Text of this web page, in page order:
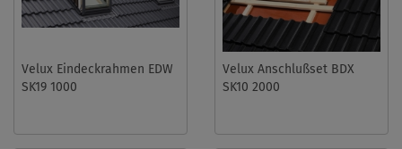
Velux Eindeckrahmen EDW
SK19 1000
Velux Anschlußset BDX
SK10 2000